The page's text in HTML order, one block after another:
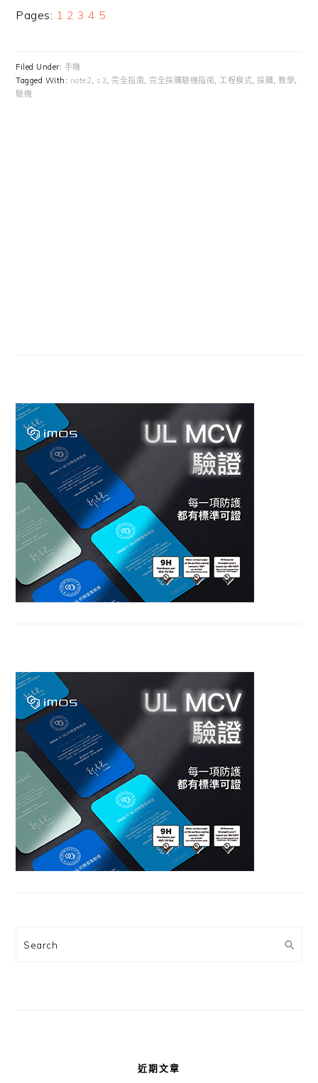
Pages: Page
1 Page
2 Page
3 Page
4 Page
5
Filed Under: 手機
Tagged With: note2, s3,完全指南,完全採購驗機指南,工程模式,採購,教學,
驗機
Search
近期文章